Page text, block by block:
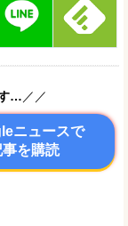
… ／／
ニュースで
事を購読